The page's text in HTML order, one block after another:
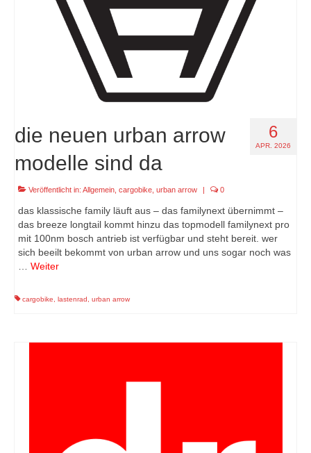
6
APR. 2026
die neuen urban arrow
modelle sind da
Veröffentlicht in: Allgemein cargobike urban arrow 0
das klassische family läuft aus – das familynext übernimmt –
das breeze longtail kommt hinzu das topmodell familynext pro
mit 100nm bosch antrieb ist verfügbar und steht bereit. wer
sich beeilt bekommt von urban arrow und uns sogar noch was
… Weiter
cargobike, lastenrad , urban arrow